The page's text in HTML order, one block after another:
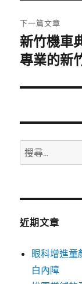
章:
下一篇文章
下
一
文
新竹機車
專業的新
搜
尋
鍵
近期文章
眼科增進童
白內障